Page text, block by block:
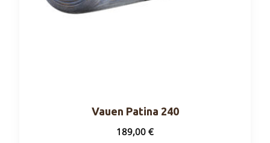
Vauen Patina 240
189,00€